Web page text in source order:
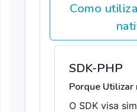
Como
SDK-PHP
Porque Utilizar
O SDK visa